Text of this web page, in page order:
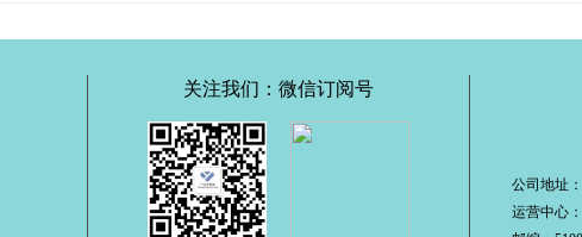
关注我们：微信订阅号
公司地址
运营中心